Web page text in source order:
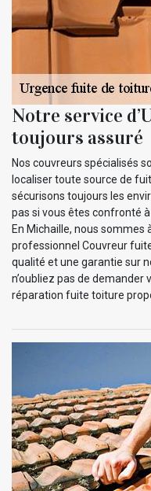
Notre service
toujours assuré
Nos couvreurs spécialisés
localiser toute source de
sécurisons toujours les
pas si vous êtes confronté
En Michaille, nous sommes
professionnel Couvreur
qualité et une garantie sur
n’oubliez pas de
réparation fuite toiture